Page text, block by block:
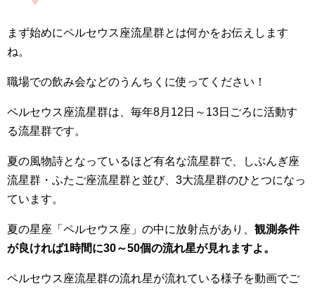
まず始めにペルセウス座流星群とは何かをお伝えします
ね。
職場での飲み会などのうんちくに使ってください！
ペルセウス座流星群は、毎年8月12日～13日ごろに活動す
る流星群です。
夏の風物詩となっているほど有名な流星群で、しぶんぎ座
流星群・ふたご座流星群と並び、3大流星群のひとつになっ
ています。
夏の星座「ペルセウス座」の中に放射点があり、 観測条件
が良ければ1時間に30～50個の流れ星が見れますよ。
ペルセウス座流星群の流れ星が流れている様子を動画でご